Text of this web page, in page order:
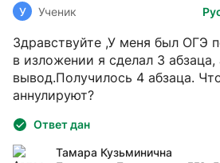
У Ученик
Здравствуйте ,У меня был ОГЭ
в изложении я сделал 3 абзаца,
вывод.Получилось 4 абзаца.
аннулируют?
Ответ дан
Тамара Кузьминична